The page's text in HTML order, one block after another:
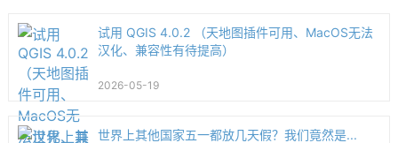
试用 QGIS 4.0.2 （天地图插件可用、MacOS无法
汉化、兼容性有待提高）
2026-05-19
世界上其他国家五一都放几天假？我们竟然是...